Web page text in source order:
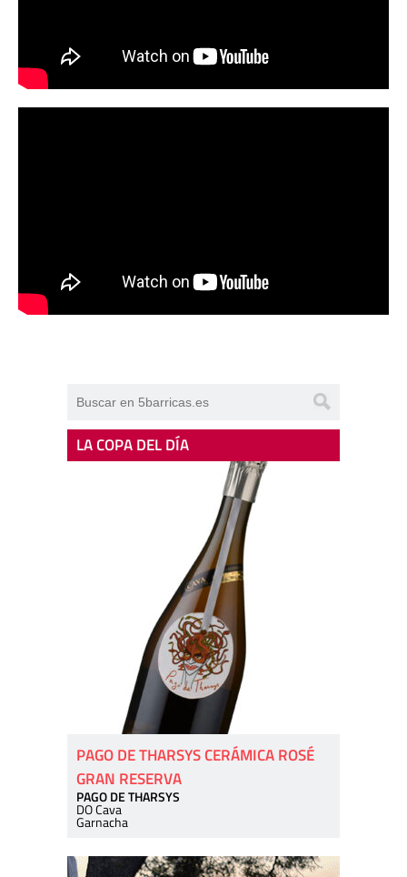
LA COPA DEL DÍA
PAGO DE THARSYS CERÁMICA ROSÉ
GRAN RESERVA
PAGO DE THARSYS
DO Cava
Garnacha